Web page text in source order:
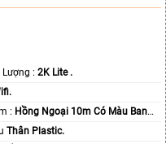
Lượng :2K Lite .
🌔 Hình ảnh ban đêm : Hồng Ngoại 10m Có Màu Ban
Thân Plastic.